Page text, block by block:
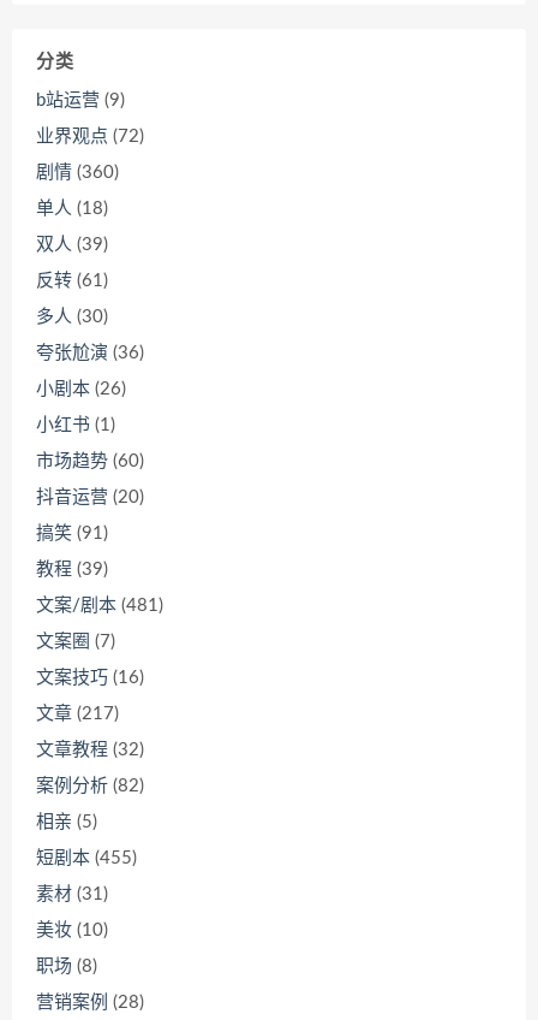
分类
b站运营 (9)
业界观点 (72)
剧情 (360)
单人 (18)
双人 (39)
反转 (61)
多人 (30)
夸张尬演 (36)
小剧本 (26)
小红书 (1)
市场趋势 (60)
抖音运营 (20)
搞笑 (91)
教程 (39)
文案/剧本 (481)
文案圈 (7)
文案技巧 (16)
文章 (217)
文章教程 (32)
案例分析 (82)
相亲 (5)
短剧本 (455)
素材 (31)
美妆 (10)
职场 (8)
营销案例 (28)